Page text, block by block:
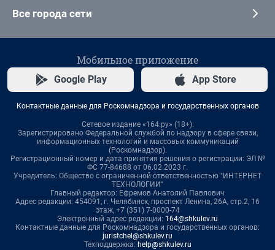
Все города сети
Мобильное приложение
Google Play App Store
Контактные данные для Роскомнадзора и государственных органов
Сетевое издание «164.ру» (18+).
Зарегистрировано Федеральной службой по надзору в сфере связи,
информационных технологий и массовых коммуникаций
(Роскомнадзор).
Регистрационный номер и дата принятия решения о регистрации: ЭЛ №
ФС 77-84688 от 06.02.2023 г.
Учредитель: Общество с ограниченной ответственностью "ИНТЕРНЕТ
ТЕХНОЛОГИИ"
Главный редактор: Ефремов Анатолий Павлович
Адрес редакции: 454091, г. Челябинск, проспект Ленина, 26А, стр.2, 16
этаж, +7 (351) 7-0000-74
Электронный адрес редакции: 164@shkulev.ru
Контактные данные для Роскомнадзора и государственных органов:
juristchel@shkulev.ru
Техподдержка: help@shkulev.ru